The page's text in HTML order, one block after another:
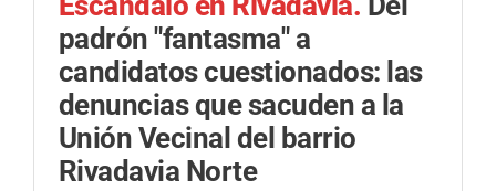
padrón "fantasma" a
candidatos cuestionados: las
denuncias que sacuden a la
Unión Vecinal del barrio
Rivadavia Norte